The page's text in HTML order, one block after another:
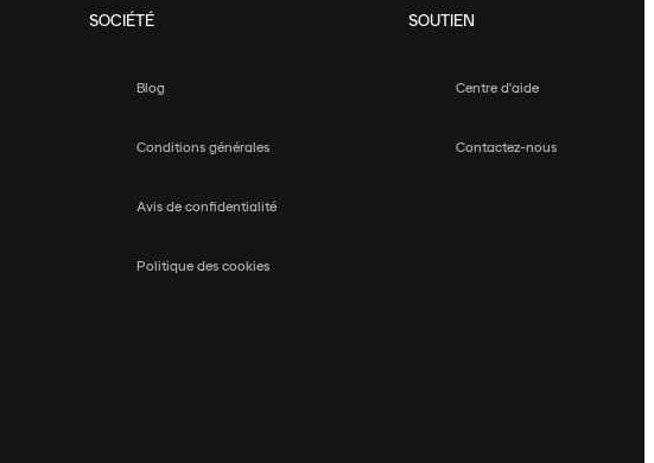
SOCIÉTÉ
Blog
Conditions générales
Avis de confidentialité
Politique des cookies
SOUTIEN
Centre d'aide
Contactez-nous